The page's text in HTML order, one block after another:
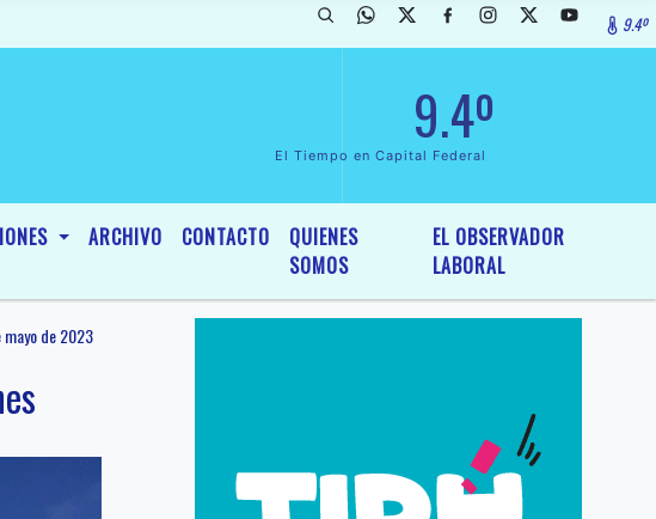
declarada de InterÃ©s General y Legislativo, por Ordenanza NÂº 6236/19 del 9.4º
9.4º
El Tiempo en Capital Federal
ARCHIVO CONTACTO
QUIENES
SOMOS
EL OBSERVADOR
LABORAL
mayo de 2023